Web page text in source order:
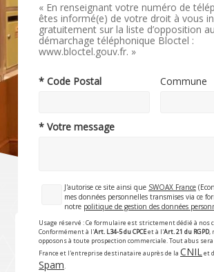
« En renseignant votre numéro de
êtes informé(e) de votre droit à vous
gratuitement sur la liste d’opposition au
démarchage téléphonique Bloctel :
www.bloctel.gouv.fr. »
* Code Postal Commune
* Votre message
J'autorise ce site ainsi que SWOAX France
mes données personnelles transmises via ce
notre politique de gestion des données
Usage réservé : Ce formulaire est strictement dédié à nos
Conformément à l'Art. L34-5 du CPCEet à l'Art. 21 du RGPD,
opposons à toute prospection commerciale. Tout abus sera
France et l'entreprise destinataire auprès de la CNILet
Spam.